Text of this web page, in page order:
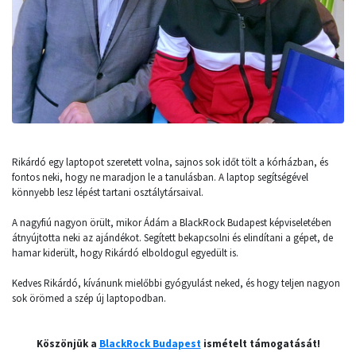
Rikárdó egy laptopot szeretett volna, sajnos sok időt tölt a kórházban, és
fontos neki, hogy ne maradjon le a tanulásban. A laptop segítségével
könnyebb lesz lépést tartani osztálytársaival.
A nagyfiú nagyon örült, mikor Ádám a BlackRock Budapest képviseletében
átnyújtotta neki az ajándékot. Segített bekapcsolni és elindítani a gépet, de
hamar kiderült, hogy Rikárdó elboldogul egyedült is.
Kedves Rikárdó, kívánunk mielőbbi gyógyulást neked, és hogy teljen nagyon
sok örömed a szép új laptopodban.
Köszönjük a BlackRock Budapestismételt támogatását!